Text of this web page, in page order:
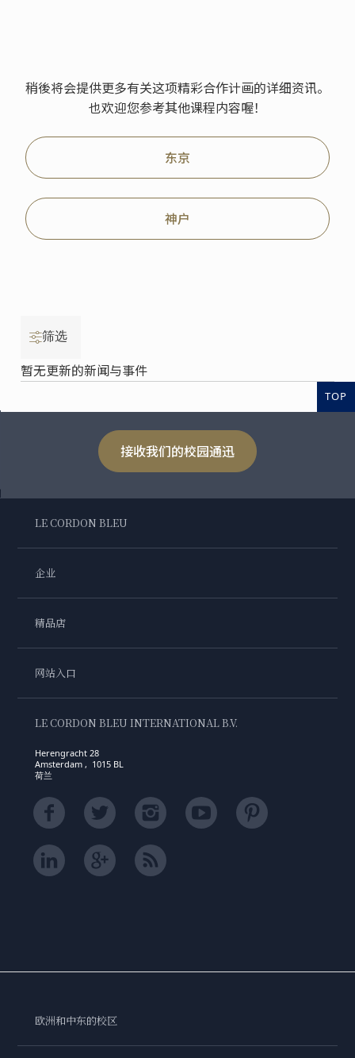
稍後将会提供更多有关这项精彩合作计画的详细资讯。
也欢迎您参考其他课程内容喔！
东京
神户
筛选
暂无更新的新闻与事件
TOP
接收我们的校园通迅
LE CORDON BLEU
企业
精品店
网站入口
LE CORDON BLEU INTERNATIONAL B.V.
Herengracht 28
Amsterdam , 1015 BL
荷兰
欧洲和中东的校区